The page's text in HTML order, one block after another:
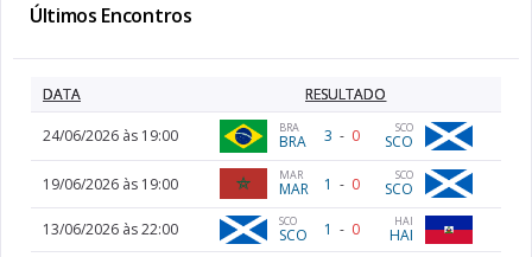
Últimos Encontros
DATA RESULTADO
24/06/2026 às 19:00 BRA
BRA 3 - 0 SCO
SCO
19/06/2026 às 19:00 MAR
MAR 1 - 0 SCO
SCO
13/06/2026 às 22:00
SCO
SCO 1 - 0 HAI
HAI